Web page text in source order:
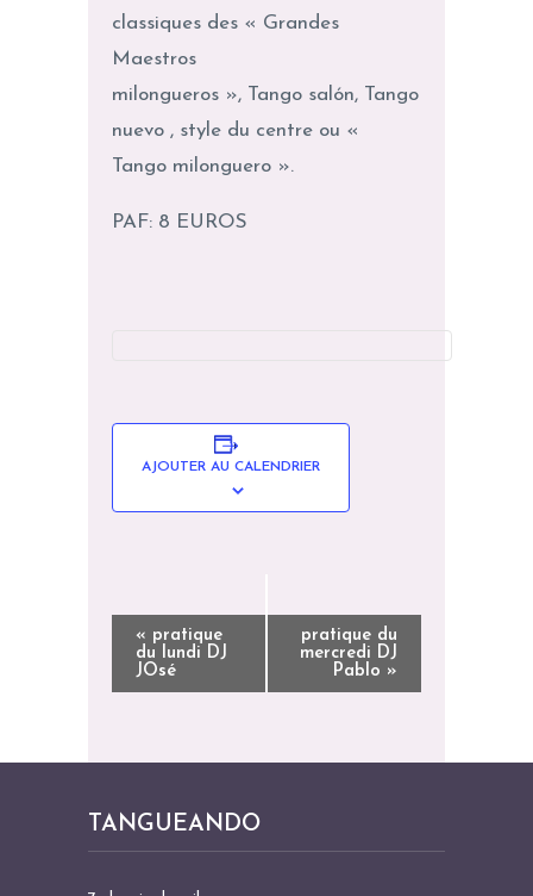
classiques des « Grandes
Maestros
milongueros », Tango salón, Tango
nuevo , style du centre ou «
Tango milonguero ».
PAF: 8 EUROS
AJOUTER AU CALENDRIER
V
G
T
« pratique
du lundi DJ
JOsé
pratique du
mercredi DJ
Pablo »
TANGUEANDO